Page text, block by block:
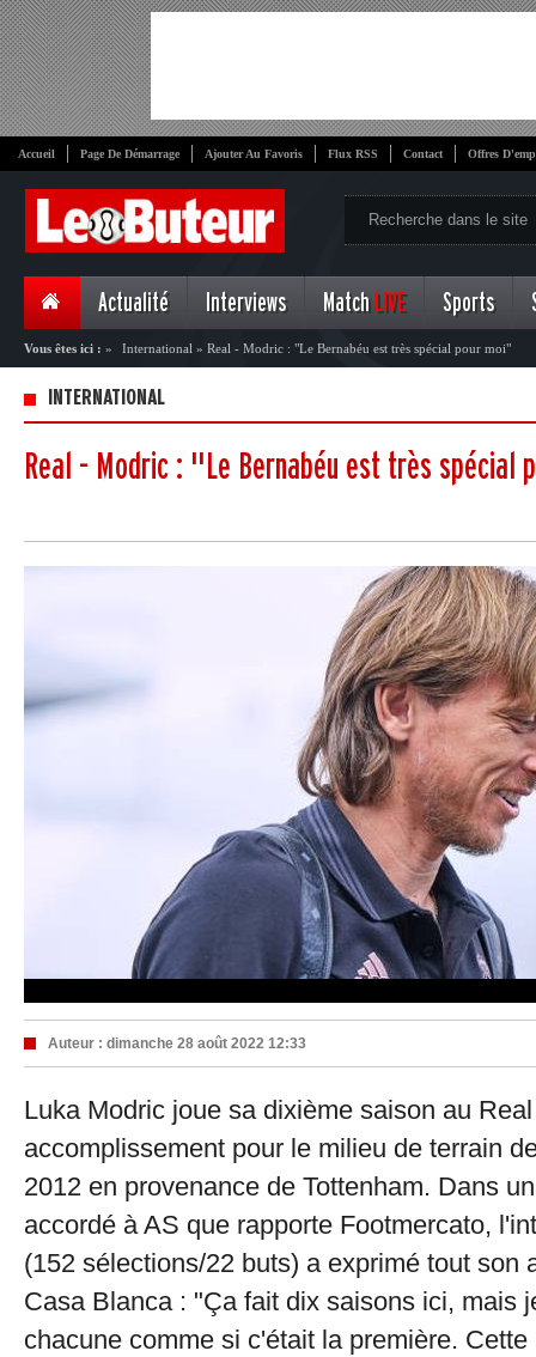
Accueil Page De Démarrage Ajouter Au Favoris Flux RSS Contact Offres
Actualité Interviews Match LIVE Sports
Vous êtes ici : » International » Real - Modric : "Le Bernabéu est très spécial pour moi"
INTERNATIONAL
Real - Modric : "Le Bernabéu est très spécial
Auteur : dimanche 28 août 2022 12:33
Luka Modric joue sa dixième saison au
accomplissement pour le milieu de terrain
2012 en provenance de Tottenham. Dans
accordé à AS que rapporte Footmercato,
(152 sélections/22 buts) a exprimé tout son
Casa Blanca : "Ça fait dix saisons ici, mais
chacune comme si c'était la première.